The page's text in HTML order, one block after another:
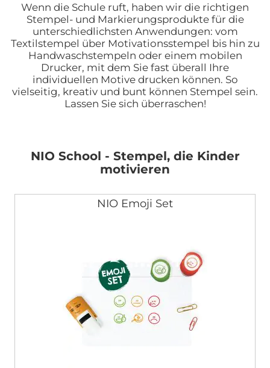
Wenn die Schule ruft, haben wir die richtigen
Stempel- und Markierungsprodukte für die
unterschiedlichsten Anwendungen: vom
Textilstempel über Motivationsstempel bis hin zu
Handwaschstempeln oder einem mobilen
Drucker, mit dem Sie fast überall Ihre
individuellen Motive drucken können. So
vielseitig, kreativ und bunt können Stempel sein.
Lassen Sie sich überraschen!
NIO School - Stempel, die Kinder
motivieren
NIO Emoji Set